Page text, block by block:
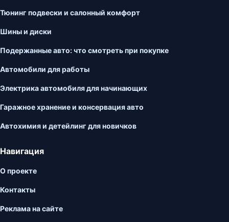
Тюнинг подвески и салонный комфорт
Шины и диски
Подержанные авто: что смотреть при покупке
Автомобили для работы
Электрика автомобиля для начинающих
Гаражное хранение и консервация авто
Автохимия и детейлинг для новичков
Навигация
О проекте
Контакты
Реклама на сайте